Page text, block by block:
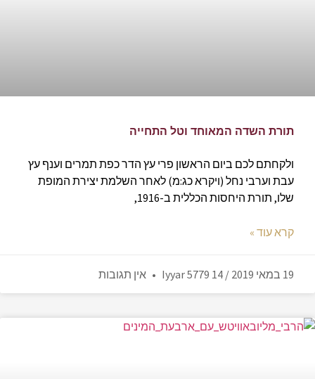
תורת השדה המאוחד וטל התחייה
ולקחתם לכם ביום הראשון פרי עץ הדר כפת תמרים וענף עץ
עבת וערבי נחל (ויקרא כג:מ) לאחר השלמת יצירת המופת
שלו, תורת היחסות הכללית ב-1916,
קרא עוד »
19 במאי 2019 / 14 Iyyar 5779 אין תגובות